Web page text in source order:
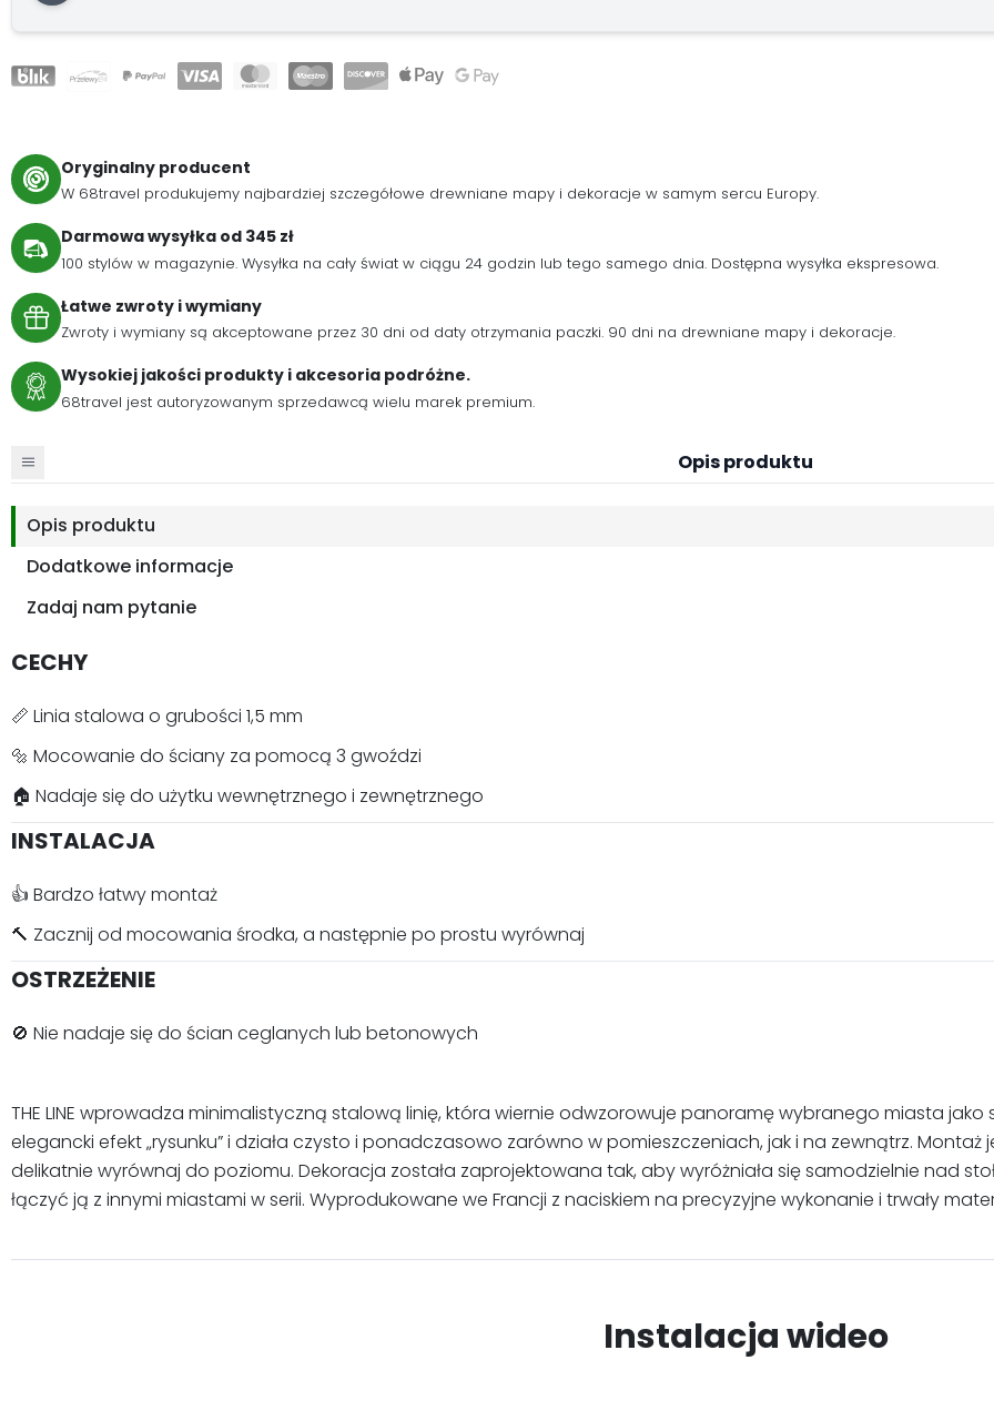
Oryginalny producent
W 68travel produkujemy najbardziej szczegółowe drewniane mapy i dekoracje w samym sercu Europy.
Darmowa wysyłka od 345 zł
100 stylów w magazynie. Wysyłka na cały świat w ciągu 24 godzin lub tego samego dnia. Dostępna wysyłka ekspresowa.
Łatwe zwroty i wymiany
Zwroty i wymiany są akceptowane przez 30 dni od daty otrzymania paczki. 90 dni na drewniane mapy i dekoracje.
Wysokiej jakości produkty i akcesoria podróżne.
68travel jest autoryzowanym sprzedawcą wielu marek premium.
Opis produktu
Opis produktu
Dodatkowe informacje
Zadaj nam pytanie
CECHY
📏 Linia stalowa o grubości 1,5 mm
🔩 Mocowanie do ściany za pomocą 3 gwoździ
🏠 Nadaje się do użytku wewnętrznego i zewnętrznego
INSTALACJA
👍 Bardzo łatwy montaż
🔨 Zacznij od mocowania środka, a następnie po prostu wyrównaj
OSTRZEŻENIE
🚫 Nie nadaje się do ścian ceglanych lub betonowych
THE LINE wprowadza minimalistyczną stalową linię, która wiernie odwzorowuje panoramę wybranego miasta
elegancki efekt „rysunku” i działa czysto i ponadczasowo zarówno w pomieszczeniach, jak i na zewnątrz.
delikatnie wyrównaj do poziomu. Dekoracja została zaprojektowana tak, aby wyróżniała się samodzielnie nad
łączyć ją z innymi miastami w serii. Wyprodukowane we Francji z naciskiem na precyzyjne wykonanie i trwały
Instalacja wideo